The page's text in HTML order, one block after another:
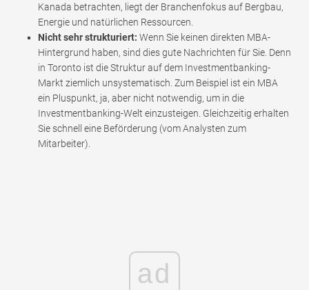
Kanada betrachten, liegt der Branchenfokus auf Bergbau,
Energie und natürlichen Ressourcen.
Nicht sehr strukturiert: Wenn Sie keinen direkten MBA-
Hintergrund haben, sind dies gute Nachrichten für Sie. Denn
in Toronto ist die Struktur auf dem Investmentbanking-
Markt ziemlich unsystematisch. Zum Beispiel ist ein MBA
ein Pluspunkt, ja, aber nicht notwendig, um in die
Investmentbanking-Welt einzusteigen. Gleichzeitig erhalten
Sie schnell eine Beförderung (vom Analysten zum
Mitarbeiter).
ad